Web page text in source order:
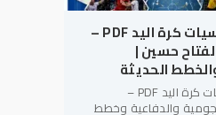
كتاب أساسيات كرة اليد PDF –
حسين |
الحديثة
كتاب أساسيات كرة اليد PDF –
والدفاعية وخطط